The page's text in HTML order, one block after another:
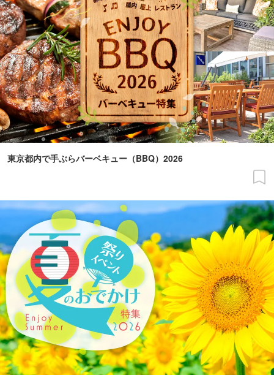
東京都内で手ぶらバーベキュー（BBQ）2026